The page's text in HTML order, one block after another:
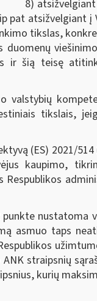
atsižvelgiant į
pat atsižvelgiant į
tikslas,
ir šią teisę
tikslais,
(ES) 2021/
kaupimo,
nustatoma
asmuo taps
straipsnių
kurių